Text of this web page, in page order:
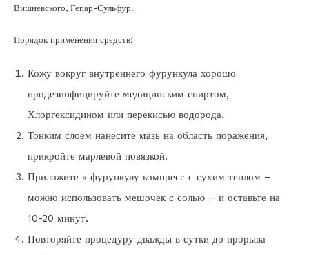
Вишневского, Гепар-Сульфур.
Порядок применения средств:
Кожу вокруг внутреннего фурункула хорошо
продезинфицируйте медицинским спиртом,
Хлоргексидином или перекисью водорода.
Тонким слоем нанесите мазь на область поражения,
прикройте марлевой повязкой.
Приложите к фурункулу компресс с сухим теплом –
можно использовать мешочек с солью – и оставьте на
10-20 минут.
Повторяйте процедуру дважды в сутки до прорыва